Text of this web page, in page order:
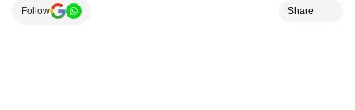
Follow Share